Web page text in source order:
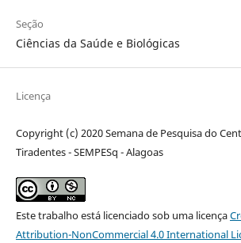
Seção
Ciências da Saúde e Biológicas
Licença
Copyright (c) 2020 Semana de Pesquisa do
Tiradentes - SEMPESq - Alagoas
Este trabalho está licenciado sob uma licença
Attribution-NonCommercial 4.0 International